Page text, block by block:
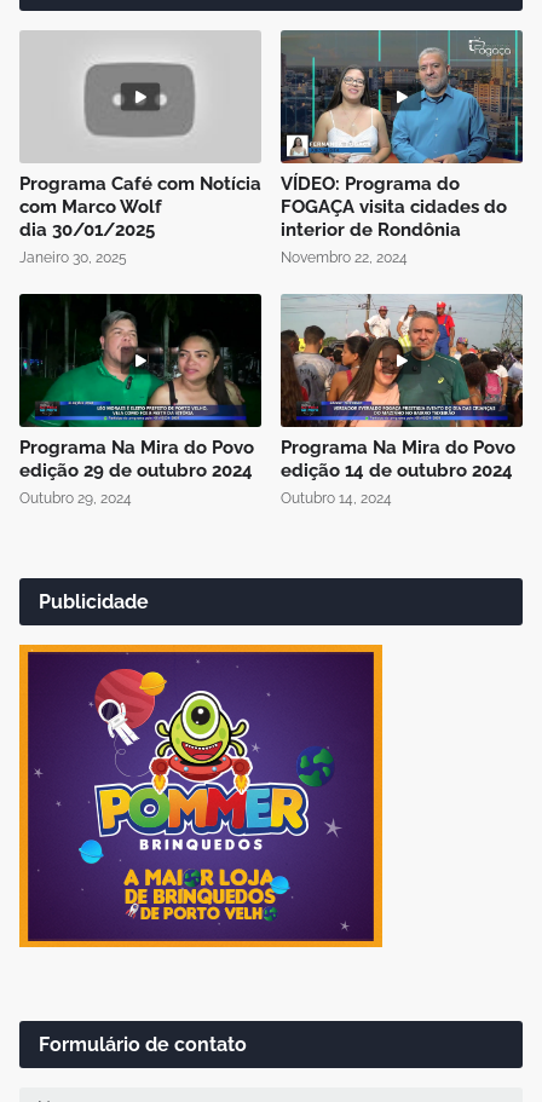
Programa Café com Notícia
com Marco Wolf
dia 30/01/2025
Janeiro 30, 2025
VÍDEO: Programa do
FOGAÇA visita cidades do
interior de Rondônia
Novembro 22, 2024
Programa Na Mira do Povo
edição 29 de outubro 2024
Outubro 29, 2024
Programa Na Mira do Povo
edição 14 de outubro 2024
Outubro 14, 2024
Publicidade
Formulário de contato